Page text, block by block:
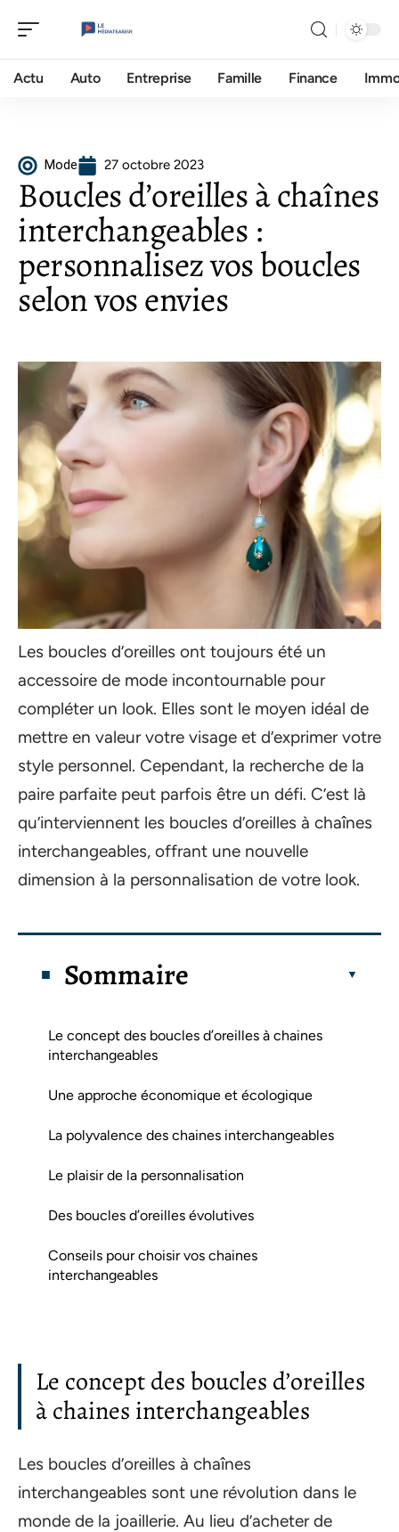
Actu Auto Entreprise Famille Finance
Mode 27 octobre 2023
Boucles d’oreilles à chaînes
interchangeables :
personnalisez vos boucles
selon vos envies
Les boucles d’oreilles ont toujours été un
accessoire de mode incontournable pour
compléter un look. Elles sont le moyen idéal de
mettre en valeur votre visage et d’exprimer votre
style personnel. Cependant, la recherche de la
paire parfaite peut parfois être un défi. C’est là
qu’interviennent les boucles d’oreilles à chaînes
interchangeables, offrant une nouvelle
dimension à la personnalisation de votre look.
Sommaire
Le concept des boucles d’oreilles à chaines
interchangeables
Une approche économique et écologique
La polyvalence des chaines interchangeables
Le plaisir de la personnalisation
Des boucles d’oreilles évolutives
Conseils pour choisir vos chaines
interchangeables
Le concept des boucles d’oreilles
à chaines interchangeables
Les boucles d’oreilles à chaînes
interchangeables sont une révolution dans le
monde de la joaillerie. Au lieu d’acheter de